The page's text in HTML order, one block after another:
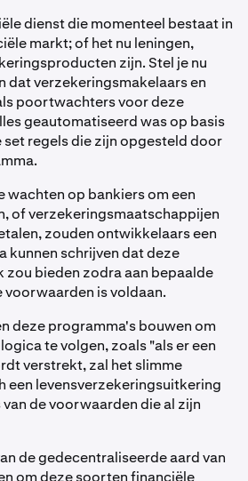
dienst die momenteel bestaat in
markt; of het nu leningen,
zijn. Stel je nu
dat verzekeringsmakelaars en
poortwachters voor deze
geautomatiseerd was op basis
set regels die zijn opgesteld door
wachten op bankiers om een
of verzekeringsmaatschappijen
zouden ontwikkelaars een
kunnen schrijven dat deze
bieden zodra aan bepaalde
is voldaan.
deze programma's bouwen om
te volgen, zoals "als er een
verstrekt, zal het slimme
een levensverzekeringsuitkering
de voorwaarden die al zijn
de gedecentraliseerde aard van
om deze soorten financiële